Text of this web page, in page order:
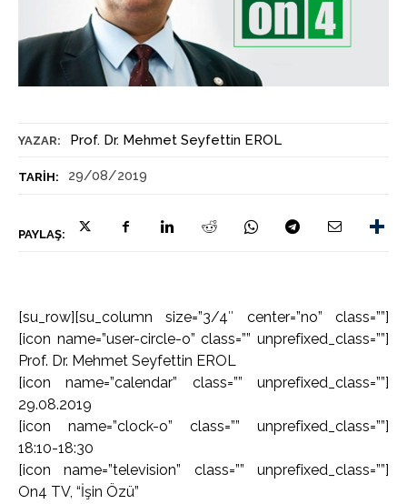
YAZAR: Prof. Dr. Mehmet Seyfettin EROL
TARIH: 29/08/2019
PAYLAŞ:
[su_row][su_column size=”3/4″ center=”no” class=””]
[icon name=”user-circle-o” class=”” unprefixed_class=””]
Prof. Dr. Mehmet Seyfettin EROL
[icon name=”calendar” class=”” unprefixed_class=””]
29.08.2019
[icon name=”clock-o” class=”” unprefixed_class=””]
18:10-18:30
[icon name=”television” class=”” unprefixed_class=””]
On4 TV, “İşin Özü”